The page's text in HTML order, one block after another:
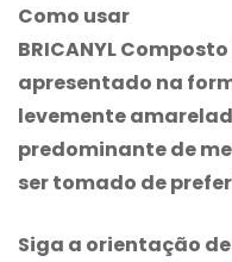
Como usar
BRICANYL
apresentado na
levemente
predominante de
ser tomado de
Siga a orientação